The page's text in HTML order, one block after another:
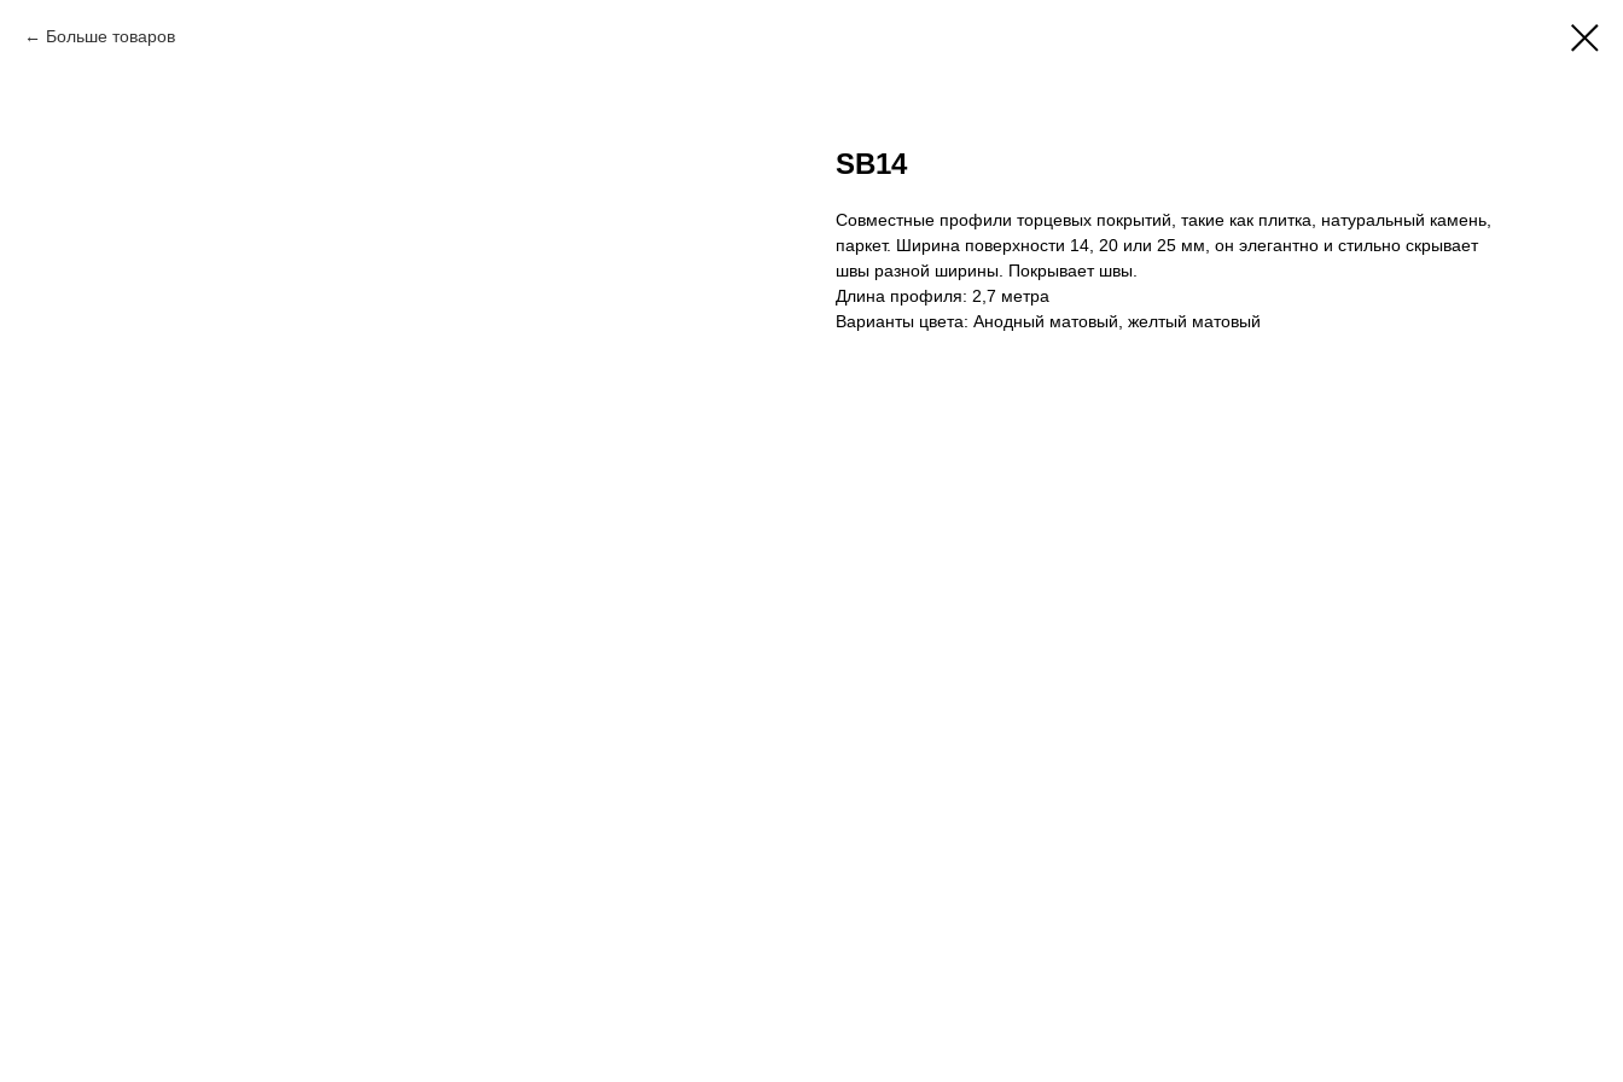
Больше товаров
SB14
Совместные профили торцевых покрытий, такие как плитка, натуральный камень,
паркет. Ширина поверхности 14, 20 или 25 мм, он элегантно и стильно скрывает
швы разной ширины. Покрывает швы.
Длина профиля: 2,7 метра
Варианты цвета: Анодный матовый, желтый матовый